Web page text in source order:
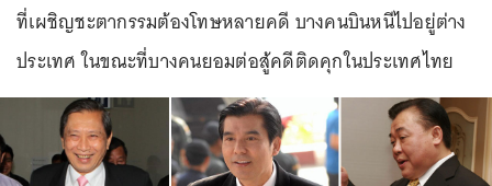
ที่เผชิญชะตากรรมต้องโทษหลายคดี บางคนบินหนีไปอยู่ต่าง
ประเทศ ในขณะที่บางคนยอมต่อสู้คดีติดคุกในประเทศไทย